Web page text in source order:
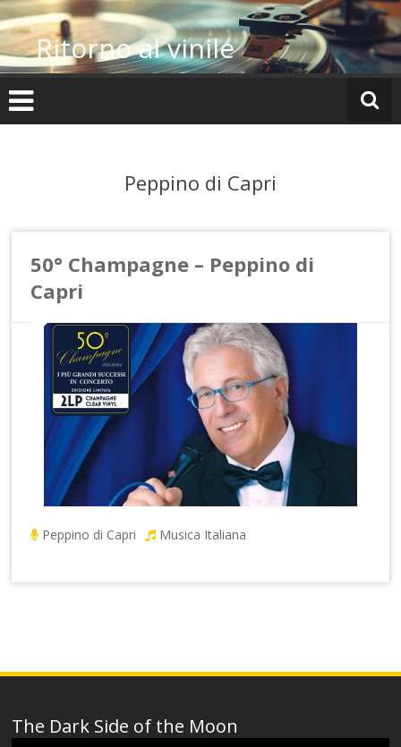
Vai
al
contenutoRitorno al vinile
Peppino di Capri
50° Champagne – Peppino di
Capri
Peppino di Capri Musica Italiana
The Dark Side of the Moon